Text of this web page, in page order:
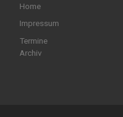
Home
Impressum
Termine
Archiv